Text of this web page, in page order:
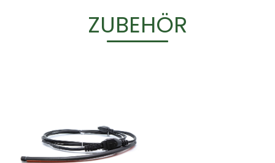
ZUBEHÖR